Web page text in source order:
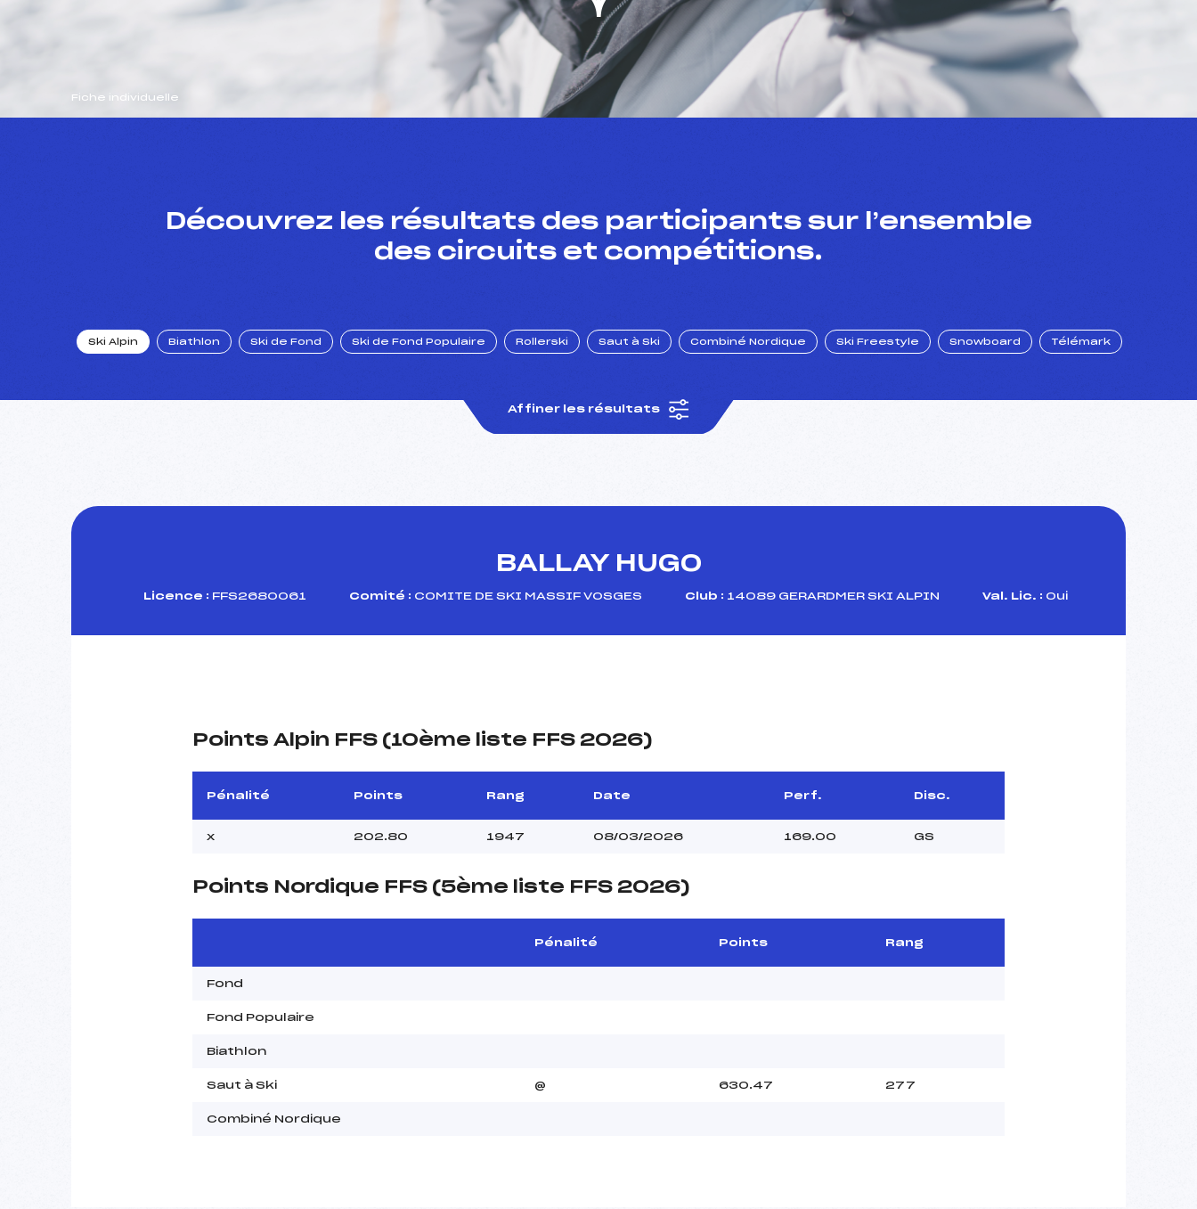
Fiche individuelle
Découvrez les résultats des participants sur l’ensemble
des circuits et compétitions.
Ski Alpin Biathlon Ski de Fond Ski de Fond Populaire Rollerski Saut à Ski Combiné Nordique Ski Freestyle Snowboard Télémark
Affiner les résultats
BALLAY HUGO
Licence : FFS2680061 Comité : COMITE DE SKI MASSIF VOSGES Club : 14089 GERARDMER SKI ALPIN Val. Lic. : Oui
Points Alpin FFS (10ème liste FFS 2026)
Pénalité Points Rang Date Perf. Disc.
x 202.80 1947 08/03/2026 169.00 GS
Points Nordique FFS (5ème liste FFS 2026)
Pénalité Points Rang
Fond
Fond Populaire
Biathlon
Saut à Ski @ 630.47 277
Combiné Nordique